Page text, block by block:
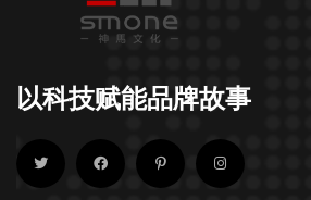
以科技赋能品牌故事